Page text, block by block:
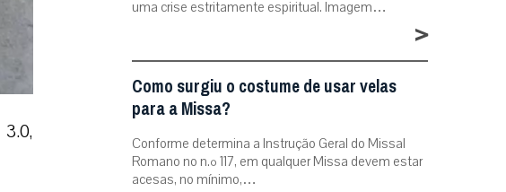
uma crise estritamente espiritual. Imagem…
>
Como surgiu o costume de usar velas
para a Missa?
Conforme determina a Instrução Geral do Missal
Romano no n.º 117, em qualquer Missa devem estar
acesas, no mínimo,…